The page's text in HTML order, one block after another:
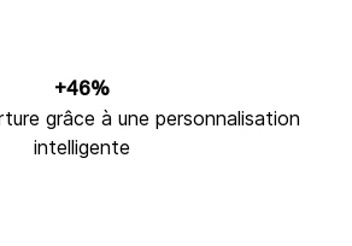
+46%
grâce à une personnalisation
intelligente